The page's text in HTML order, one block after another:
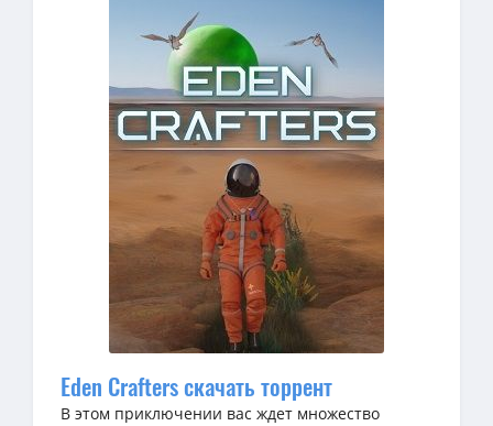
Eden Crafters скачать торрент
В этом приключении вас ждет множество